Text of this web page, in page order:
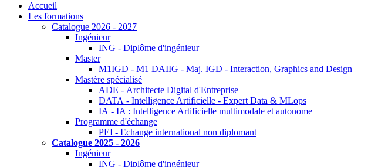
Accueil
Les formations
Catalogue 2026 - 2027
Ingénieur
ING - Diplôme d'ingénieur
Master
M1IGD - M1 DAIIG - Maj. IGD - Interaction, Graphics and Design
Mastère spécialisé
ADE - Architecte Digital d'Entreprise
DATA - Intelligence Artificielle - Expert Data & MLops
IA - IA : Intelligence Artificielle multimodale et autonome
Programme d'échange
PEI - Echange international non diplomant
Catalogue 2025 - 2026
Ingénieur
ING - Diplôme d'ingénieur